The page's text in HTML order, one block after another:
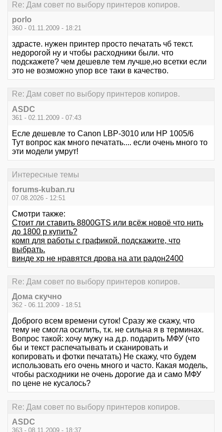
Re: Дам совет по выбору принтеров копиров.
porlo
360 - 01.11.2009 - 18:21
здрасте. нужен принтер просто печатать чб текст.
недорогой ну и чтобы расходники были. что
подскажете? чем дешевле тем лучше,но всетки если
это не возможно упор все таки в качество.
Re: Дам совет по выбору принтеров копиров.
ASDC
361 - 02.11.2009 - 07:43
Есле дешевле то Canon LBP-3010 или HP 1005/6
Тут вопрос как много печатать.... если очень много то
эти модели умрут!
Интересные темы
forums-kuban.ru
07.08.2026 - 12:51
Смотри также:
Стоит ли ставить 8800GTS или всёж новоё что нить
до 1800 р купить?
комп для работы с графикой. подскажите, что
выбрать.
винде хр не нравятся дрова на ати радон2400
Re: Дам совет по выбору принтеров копиров.
Дома скучно
362 - 06.11.2009 - 18:51
Доброго всем времени суток! Сразу же скажу, что
тему не смогла осилить, т.к. не сильна я в терминах.
Вопрос такой: хочу мужу на д.р. подарить МФУ (что
бы и текст распечатывать и сканировать и
копировать и фотки печатать) Не скажу, что будем
использовать его очень много и часто. Какая модель,
чтобы расходники не очень дорогие да и само МФУ
по цене не кусалось?
Re: Дам совет по выбору принтеров копиров.
ASDC
363 - 08.11.2009 - 18:37